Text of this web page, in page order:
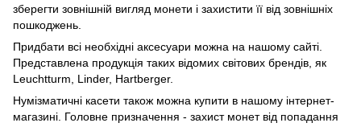
зберегти зовнішній вигляд монети і захистити її від зовнішніх
пошкоджень.
Придбати всі необхідні аксесуари можна на нашому сайті.
Представлена ​​продукція таких відомих світових брендів, як
Leuchtturm, Linder, Hartberger.
Нумізматичні касети також можна купити в нашому інтернет-
магазині. Головне призначення - захист монет від попадання